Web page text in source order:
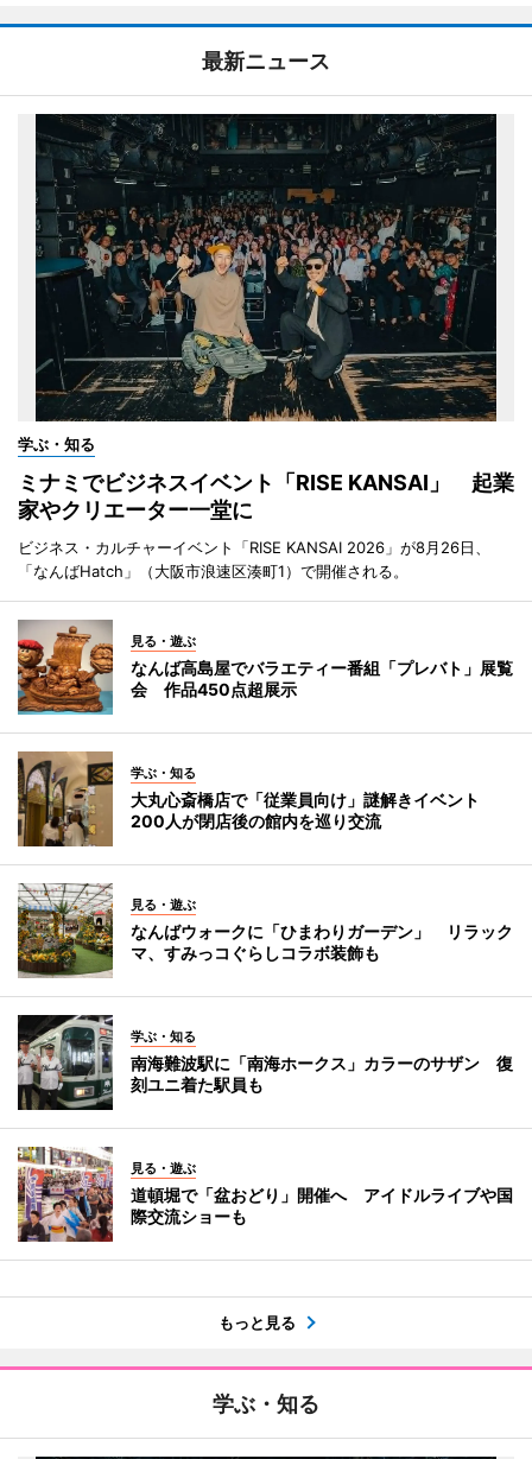
最新ニュース
学ぶ・知る
ミナミでビジネスイベント「RISE KANSAI」 起業
家やクリエーター一堂に
ビジネス・カルチャーイベント「RISE KANSAI 2026」が8月26日、
「なんばHatch」（大阪市浪速区湊町1）で開催される。
見る・遊ぶ
なんば高島屋でバラエティー番組「プレバト」展覧
会 作品450点超展示
学ぶ・知る
大丸心斎橋店で「従業員向け」謎解きイベント
200人が閉店後の館内を巡り交流
見る・遊ぶ
なんばウォークに「ひまわりガーデン」 リラック
マ、すみっコぐらしコラボ装飾も
学ぶ・知る
南海難波駅に「南海ホークス」カラーのサザン 復
刻ユニ着た駅員も
見る・遊ぶ
道頓堀で「盆おどり」開催へ アイドルライブや国
際交流ショーも
もっと見る
学ぶ・知る